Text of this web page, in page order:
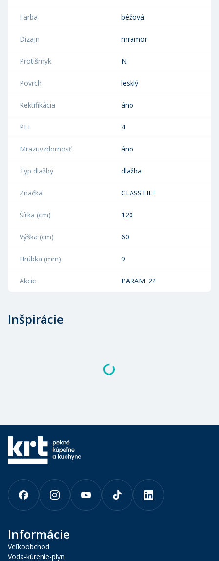
Farba béžová
Dizajn mramor
Protišmyk N
Povrch lesklý
Rektifikácia áno
PEI 4
Mrazuvzdornosť áno
Typ dlažby dlažba
Značka CLASSTILE
Šírka (cm) 120
Výška (cm) 60
Hrúbka (mm) 9
Akcie PARAM_22
Inšpirácie
Informácie
Veľkoobchod
Voda-kúrenie-plyn